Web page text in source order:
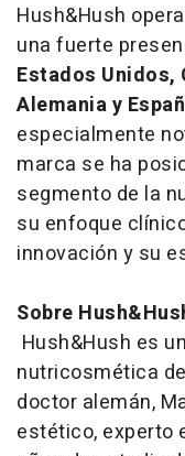
Hush&Hush
una fuerte
Estados Unidos,
Alemania y
especialmente
marca se ha
segmento de la
su enfoque
innovación y su
Sobre
Hush&Hush es
nutricosmética
doctor alemán,
estético, experto